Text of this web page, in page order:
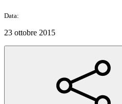
Data:
23 ottobre 2015